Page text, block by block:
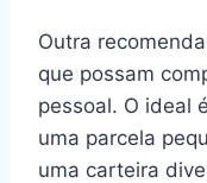
Outra
que possam
pessoal. O ideal
uma parcela
uma carteira